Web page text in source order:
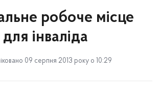
робоче місце
для інваліда
09 серпня 2013 року о 10:29